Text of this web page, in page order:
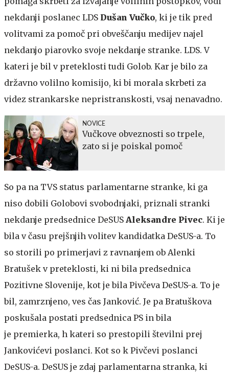
nekdanji poslanec LDS Dušan Vučko, ki je tik pred
volitvami za pomoč pri obveščanju medijev najel
nekdanjo piarovko svoje nekdanje stranke. LDS. V
kateri je bil v preteklosti tudi Golob. Kar je bilo za
državno volilno komisijo, ki bi morala skrbeti za
videz strankarske nepristranskosti, vsaj nenavadno.
NOVICE
Vučkove obveznosti so trpele,
zato si je poiskal pomoč
So pa na TVS status parlamentarne stranke, ki ga
niso dobili Golobovi svobodnjaki, priznali stranki
nekdanje predsednice DeSUS Aleksandre Pivec. Ki je
bila v času prejšnjih volitev kandidatka DeSUS-a. To
so storili po primerjavi z ravnanjem ob Alenki
Bratušek v preteklosti, ki ni bila predsednica
Pozitivne Slovenije, kot je bila Pivčeva DeSUS-a. To je
bil, zamrznjeno, ves čas Janković. Je pa Bratuškova
poskušala postati predsednica PS in bila
je premierka, h kateri so prestopili številni prej
Jankovićevi poslanci. Kot so k Pivčevi poslanci
DeSUS-a. DeSUS je zdaj parlamentarna stranka, ki